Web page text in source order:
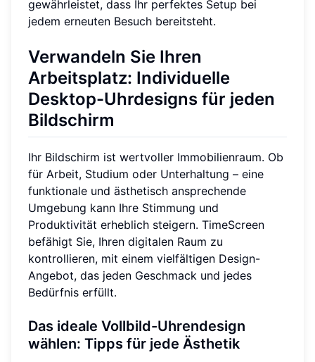
gewährleistet, dass Ihr perfektes Setup bei
jedem erneuten Besuch bereitsteht.
Verwandeln Sie Ihren
Arbeitsplatz: Individuelle
Desktop-Uhrdesigns für jeden
Bildschirm
Ihr Bildschirm ist wertvoller Immobilienraum. Ob
für Arbeit, Studium oder Unterhaltung – eine
funktionale und ästhetisch ansprechende
Umgebung kann Ihre Stimmung und
Produktivität erheblich steigern. TimeScreen
befähigt Sie, Ihren digitalen Raum zu
kontrollieren, mit einem vielfältigen Design-
Angebot, das jeden Geschmack und jedes
Bedürfnis erfüllt.
Das ideale Vollbild-Uhrendesign
wählen: Tipps für jede Ästhetik